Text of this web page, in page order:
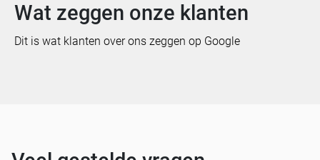
Wat zeggen onze klanten
Dit is wat klanten over ons zeggen op Google